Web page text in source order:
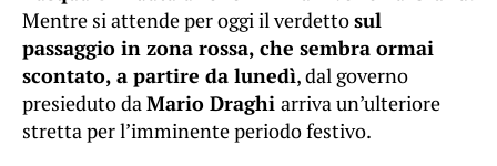
Mentre si attende per oggi il verdettosul
passaggio in zona rossa, che sembra ormai
scontato, a partire da lunedì, dal governo
presieduto daMario Draghi arriva un’ulteriore
stretta per l’imminente periodo festivo.